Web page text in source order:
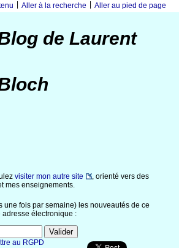
Aller à la recherche Aller au pied de page
de Laurent
visiter mon autre site
, orienté vers des
mes enseignements.
une fois par semaine) les nouveautés de ce
électronique :
au RGPD